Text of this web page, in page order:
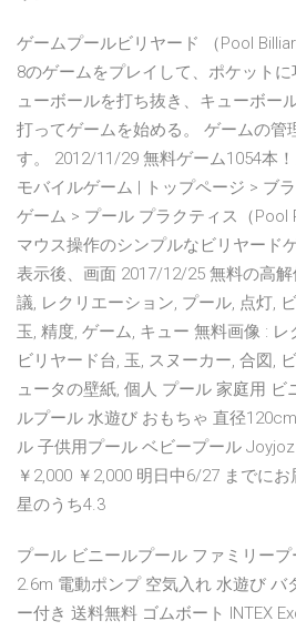
ゲームプールビリヤード （Pool
8のゲームをプレイして、ポケット
ューボールを打ち抜き、キューボー
打ってゲームを始める。 ゲームの管
す。 2012/11/29 無料ゲーム1054本
モバイルゲーム | トップページ > ブ
ゲーム > プール プラクティス（
マウス操作のシンプルなビリヤード
表示後、画面 2017/12/25 無料の高
議, レクリエーション, プール, 点灯,
玉, 精度, ゲーム, キュー 無料画像 :
ビリヤード台, 玉, スヌーカー, 合図,
ュータの壁紙, 個人 プール 家庭用 ビ
ルプール 水遊び おもちゃ 直径
ル 子供用プール ベビープール
￥2,000 ￥2,000 明日中6/27 までに
星のうち4.3
プール ビニールプール ファミリー
2.6m 電動ポンプ 空気入れ 水遊び バ
ー付き 送料無料 ゴムボート INTEX